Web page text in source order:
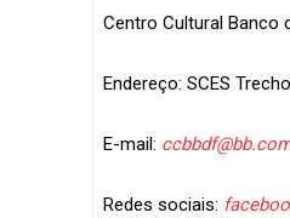
Centro Cultural Banco
Endereço: SCES
E-mail:
Redes sociais: